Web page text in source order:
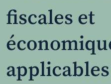
fiscales et
applicables